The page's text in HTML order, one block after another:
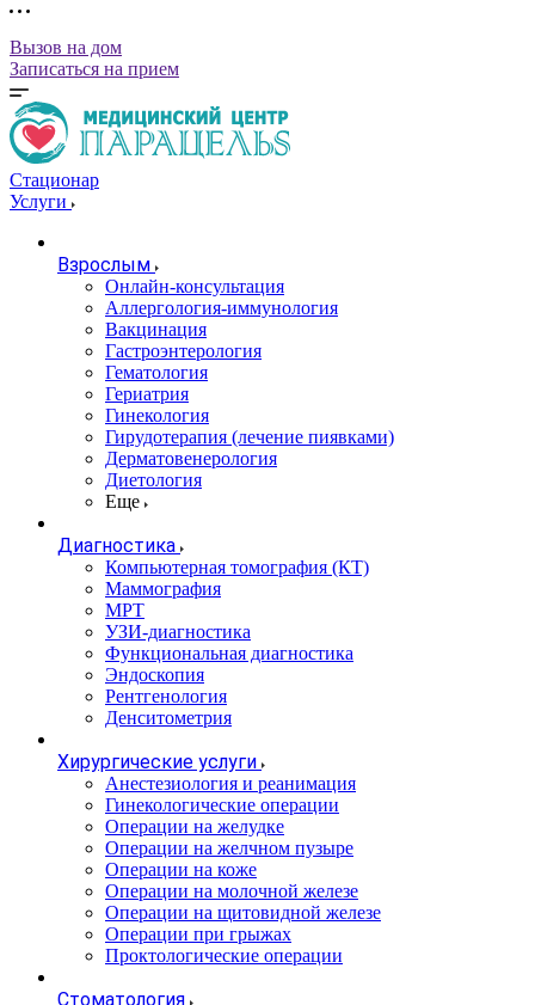
Вызов на дом
Записаться на прием
Стационар
Услуги
Взрослым
Онлайн-консультация
Аллергология-иммунология
Вакцинация
Гастроэнтерология
Гематология
Гериатрия
Гинекология
Гирудотерапия (лечение пиявками)
Дерматовенерология
Диетология
Еще
Диагностика
Компьютерная томография (КТ)
Маммография
МРТ
УЗИ-диагностика
Функциональная диагностика
Эндоскопия
Рентгенология
Денситометрия
Хирургические услуги
Анестезиология и реанимация
Гинекологические операции
Операции на желудке
Операции на желчном пузыре
Операции на коже
Операции на молочной железе
Операции на щитовидной железе
Операции при грыжах
Проктологические операции
Стоматология